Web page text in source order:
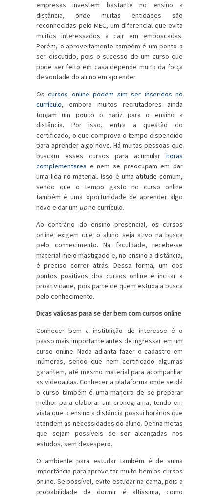
empresas investem bastante no ensino a
distância, onde muitas entidades são
reconhecidas pelo MEC, um diferencial que evita
muitos interessados a cair em emboscadas.
Porém, o aproveitamento também é um ponto a
ser discutido, pois o sucesso de um curso que
pode ser feito em casa depende muito da força
de vontade do aluno em aprender.
Oscursos online podem sim ser inseridos no
currículo, embora muitos recrutadores ainda
torçam um pouco o nariz para o ensino a
distância. Por isso, entra a questão do
certificado, o que comprova o tempo dispendido
para aprender algo novo. Há muitas pessoas que
buscam esses cursos para acumular horas
complementares e nem se preocupam em dar
uma lida no material. Isso é uma atitude comum,
sendo que o tempo gasto no curso online
também é uma oportunidade de aprender algo
novo e dar um upno currículo.
Ao contrário do ensino presencial, os cursos
online exigem que o aluno seja ativo na busca
pelo conhecimento. Na faculdade, recebe-se
material meio mastigado e, no ensino a distância,
é preciso correr atrás. Dessa forma, um dos
pontos positivos dos cursos online é incitar a
proatividade, pois parte de quem estuda a busca
pelo conhecimento.
Dicas valiosas para se dar bem com cursos online
Conhecer bem a instituição de interesse é o
passo mais importante antes de ingressar em um
curso online. Nada adianta fazer o cadastro em
inúmeras, sendo que nem certificado algumas
garantem, até mesmo material para acompanhar
as videoaulas. Conhecer a plataforma onde se dá
o curso também é uma maneira de se preparar
melhor para elaborar um cronograma, tendo em
vista que o ensino a distância possui horários que
atendem as necessidades do aluno. Defina metas
que sejam possíveis de ser alcançadas nos
estudos, sem desespero.
O ambiente para estudar também é de suma
importância para aproveitar muito bem os cursos
online. Se possível, evite estudar na cama, pois a
probabilidade de dormir é altíssima, como